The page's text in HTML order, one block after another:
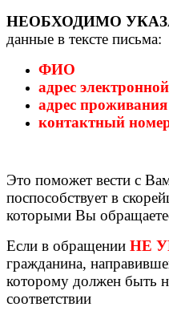
НЕОБХОДИМО
данные в тексте письма:
ФИО
адрес
адрес проживания
контактный
Это поможет вести с
поспособствует в
которыми Вы
Если в обращении НЕ
гражданина,
которому должен быть
соответствии